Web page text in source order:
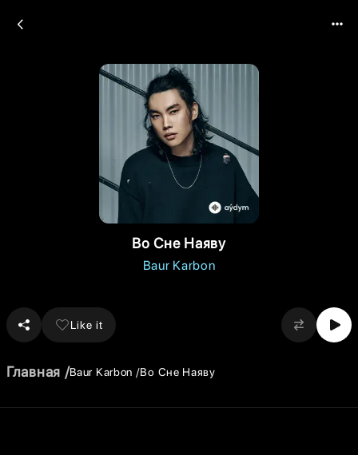
Во Сне Наяву
Baur Karbon
Like it
Главная Baur Karbon Во Сне Наяву